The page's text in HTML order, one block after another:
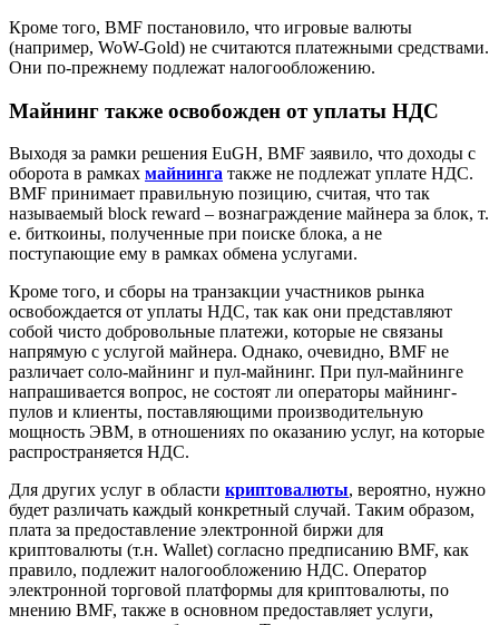
Кроме того, BMF постановило, что игровые валюты
(например, WoW-Gold) не считаются платежными средствами.
Они по-прежнему подлежат налогообложению.
Майнинг также освобожден от уплаты НДС
Выходя за рамки решения EuGH, BMF заявило, что доходы с
оборота в рамках майнинга также не подлежат уплате НДС.
BMF принимает правильную позицию, считая, что так
называемый block reward – вознаграждение майнера за блок, т.
е. биткоины, полученные при поиске блока, а не
поступающие ему в рамках обмена услугами.
Кроме того, и сборы на транзакции участников рынка
освобождается от уплаты НДС, так как они представляют
собой чисто добровольные платежи, которые не связаны
напрямую с услугой майнера. Однако, очевидно, BMF не
различает соло-майнинг и пул-майнинг. При пул-майнинге
напрашивается вопрос, не состоят ли операторы майнинг-
пулов и клиенты, поставляющими производительную
мощность ЭВМ, в отношениях по оказанию услуг, на которые
распространяется НДС.
Для других услуг в области криптовалюты, вероятно, нужно
будет различать каждый конкретный случай. Таким образом,
плата за предоставление электронной биржи для
криптовалюты (т.н. Wallet) согласно предписанию BMF, как
правило, подлежит налогообложению НДС. Оператор
электронной торговой платформы для криптовалюты, по
мнению BMF, также в основном предоставляет услуги,